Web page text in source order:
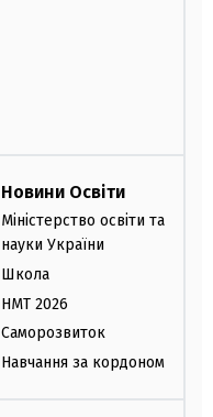
Новини Освіти
Міністерство освіти та
науки України
Школа
НМТ 2026
Саморозвиток
Навчання за кордоном